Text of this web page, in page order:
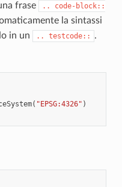
frase ..
code-block::
la sintassi
in un
.. testcode::
.
( "EPSG:4326" )